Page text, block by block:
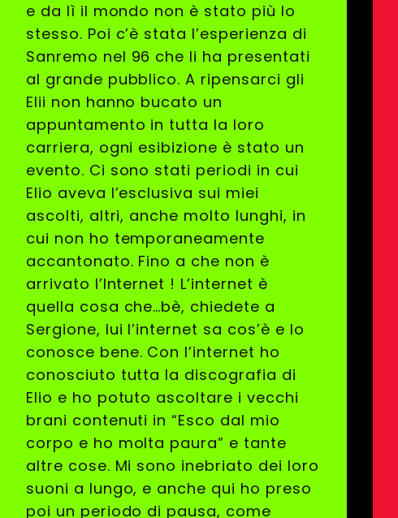
e da lì il mondo non è stato più lo
stesso. Poi c’è stata l’esperienza di
Sanremo nel 96 che li ha presentati
al grande pubblico. A ripensarci gli
Elii non hanno bucato un
appuntamento in tutta la loro
carriera, ogni esibizione è stato un
evento. Ci sono stati periodi in cui
Elio aveva l’esclusiva sui miei
ascolti, altri, anche molto lunghi, in
cui non ho temporaneamente
accantonato. Fino a che non è
arrivato l’Internet ! L’internet è
quella cosa che…bè, chiedete a
Sergione, lui l’internet sa cos’è e lo
conosce bene. Con l’internet ho
conosciuto tutta la discografia di
Elio e ho potuto ascoltare i vecchi
brani contenuti in “Esco dal mio
corpo e ho molta paura” e tante
altre cose. Mi sono inebriato dei loro
suoni a lungo, e anche qui ho preso
poi un periodo di pausa, come